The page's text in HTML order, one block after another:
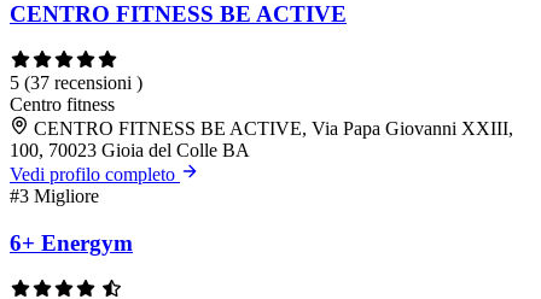
CENTRO FITNESS BE ACTIVE
5 (37 recensioni )
Centro fitness
CENTRO FITNESS BE ACTIVE, Via Papa Giovanni XXIII,
100, 70023 Gioia del Colle BA
Vedi profilo completo
#3 Migliore
6+ Energym